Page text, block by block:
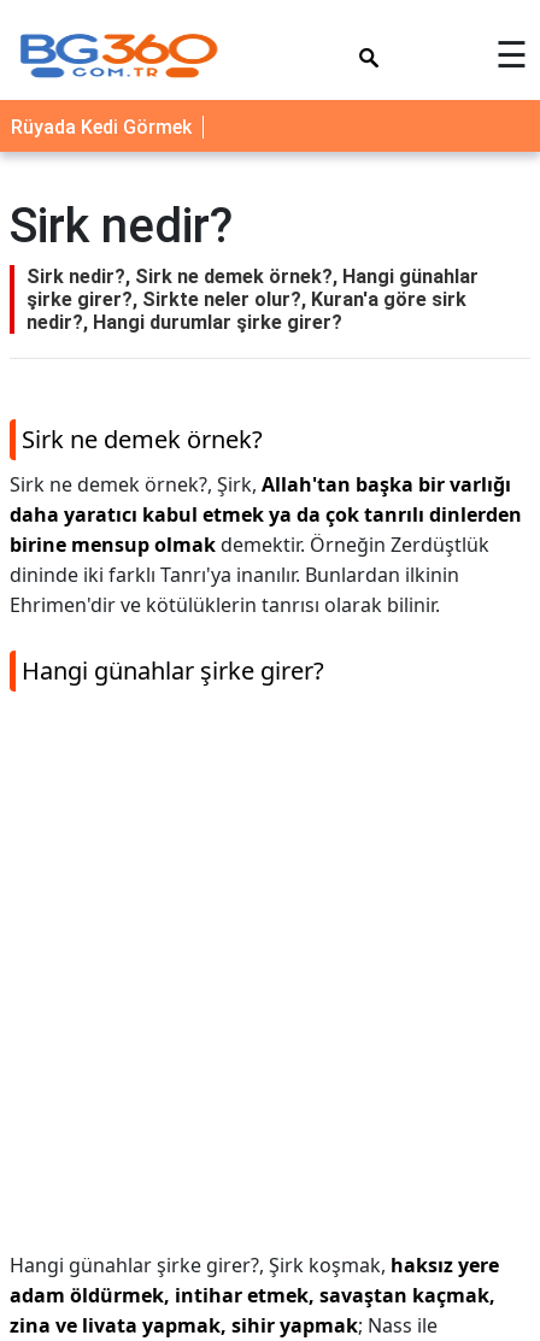
YEMEK
TARİFLERİ
NEDİR
FAYDALARI
SAĞLIK
İLETİŞİM
☰
Rüyada Kedi Görmek
Sirk nedir?
Sirk nedir?, Sirk ne demek örnek?, Hangi günahlar
şirke girer?, Sirkte neler olur?, Kuran'a göre sirk
nedir?, Hangi durumlar şirke girer?
Sirk ne demek örnek?
Sirk ne demek örnek?, Şirk, Allah'tan başka bir varlığı
daha yaratıcı kabul etmek ya da çok tanrılı dinlerden
birine mensup olmakdemektir. Örneğin Zerdüştlük
dininde iki farklı Tanrı'ya inanılır. Bunlardan ilkinin
Ehrimen'dir ve kötülüklerin tanrısı olarak bilinir.
Hangi günahlar şirke girer?
Hangi günahlar şirke girer?, Şirk koşmak, haksız yere
adam öldürmek, intihar etmek, savaştan kaçmak,
zina ve livata yapmak, sihir yapmak; Nass ile